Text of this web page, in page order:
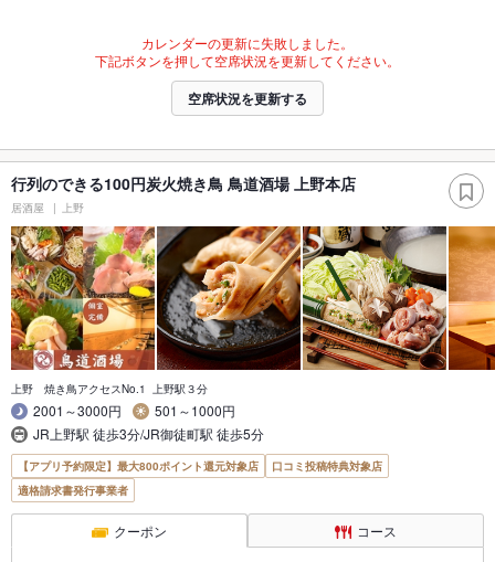
カレンダーの更新に失敗しました。
下記ボタンを押して空席状況を更新してください。
空席状況を更新する
行列のできる100円炭火焼き鳥 鳥道酒場 上野本店
居酒屋 上野
上野 焼き鳥アクセスNo.1 上野駅３分
2001～3000円
501～1000円
JR上野駅 徒歩3分/JR御徒町駅 徒歩5分
【アプリ予約限定】最大800ポイント還元対象店
口コミ投稿特典対象店
適格請求書発行事業者
クーポン コース